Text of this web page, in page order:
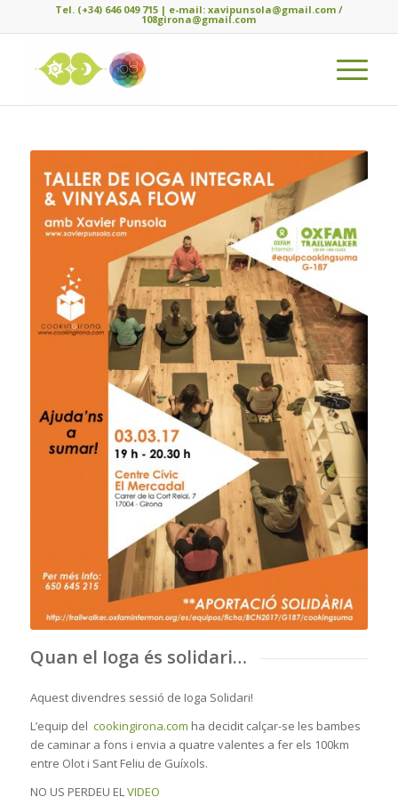
Tel. (+34) 646 049 715 | e-mail: xavipunsola@gmail.com /
108girona@gmail.com
Quan el Ioga és solidari…
Aquest divendres sessió de Ioga Solidari!
L’equip del cookingirona.com ha decidit calçar-se les bambes
de caminar a fons i envia a quatre valentes a fer els 100km
entre Olot i Sant Feliu de Guíxols.
NO US PERDEU ELVIDEO